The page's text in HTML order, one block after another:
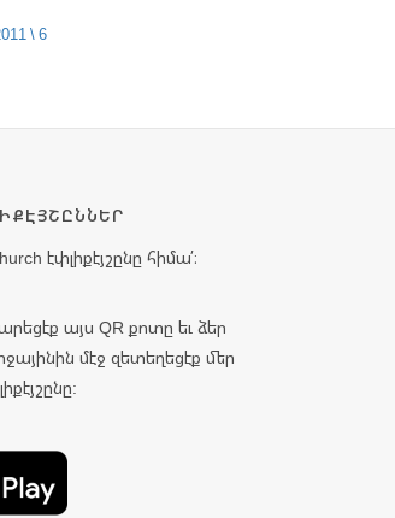
\ 6
էփլիքէյշընը հիմա՛։
այս QR քոտը եւ ձեր
մէջ զետեղեցէք մեր